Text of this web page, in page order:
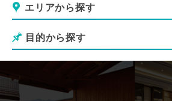
エリアから探す
目的から探す